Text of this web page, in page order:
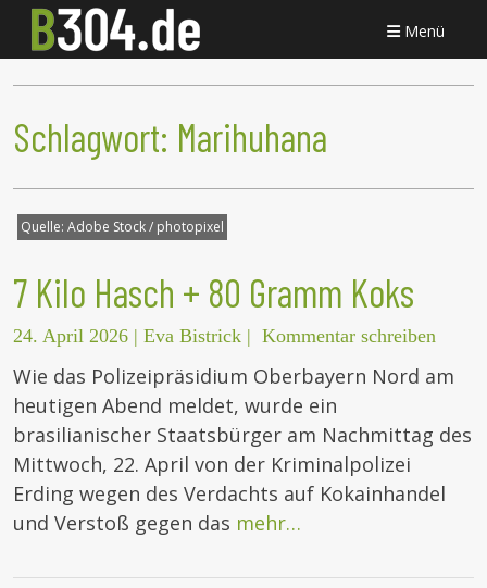
Menü
Schlagwort: Marihuhana
Quelle: Adobe Stock / photopixel
7 Kilo Hasch + 80 Gramm Koks
24. April 2026 | Eva Bistrick | Kommentar schreiben
Wie das Polizeipräsidium Oberbayern Nord am
heutigen Abend meldet, wurde ein
brasilianischer Staatsbürger am Nachmittag des
Mittwoch, 22. April von der Kriminalpolizei
Erding wegen des Verdachts auf Kokainhandel
und Verstoß gegen das mehr…